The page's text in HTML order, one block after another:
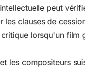
peut
clauses de
lorsqu'un film
les compositeurs